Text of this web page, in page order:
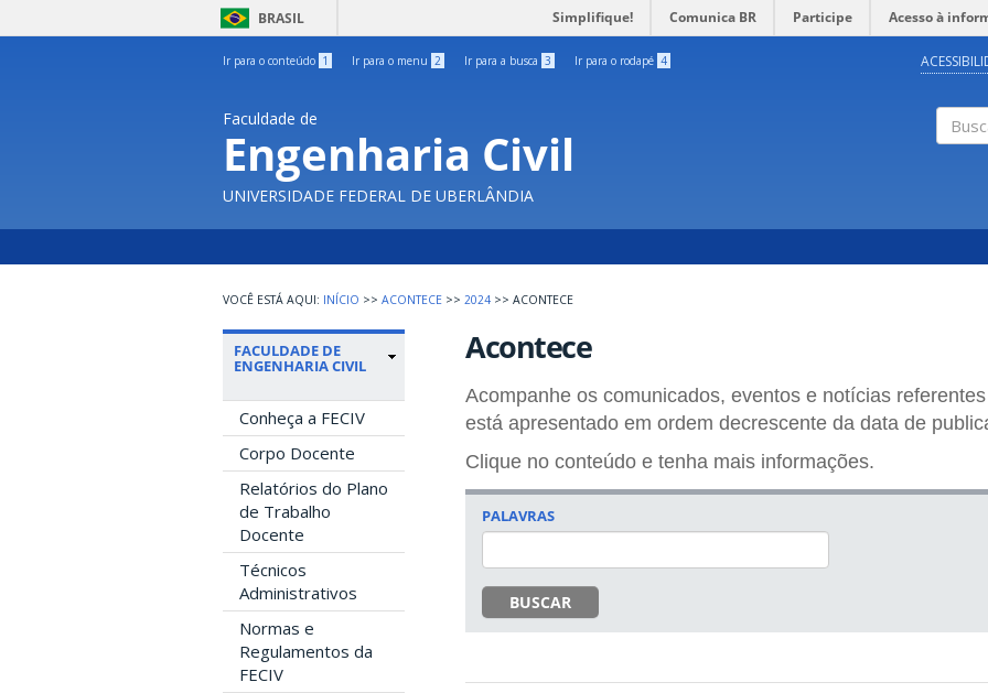
BRASIL Simplifique! Comunica BR Participe Acesso à
Ir para o conteúdo 1 Ir para o menu 2 Ir para a busca 3 Ir para o rodapé 4
Faculdade de
Engenharia Civil
UNIVERSIDADE FEDERAL DE UBERLÂNDIA
INÍCIO >> ACONTECE >> 2024 >> ACONTECE
FACULDADE DE
ENGENHARIA CIVIL
Conheça a FECIV
Corpo Docente
Relatórios do Plano
de Trabalho
Docente
Técnicos
Administrativos
Normas e
Regulamentos da
FECIV
Acontece
Acompanhe os comunicados, eventos e notícias
está apresentado em ordem decrescente da data de
Clique no conteúdo e tenha mais informações.
PALAVRAS
BUSCAR